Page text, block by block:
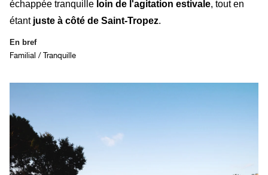
échappée tranquille loin de l'agitation estivale, tout en
étant juste à côté de Saint-Tropez.
En bref
Familial / Tranquille